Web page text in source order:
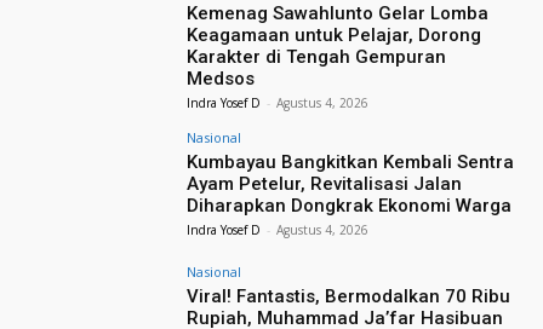
Kemenag Sawahlunto Gelar Lomba
Keagamaan untuk Pelajar, Dorong
Karakter di Tengah Gempuran
Medsos
Indra Yosef D - Agustus 4, 2026
Nasional
Kumbayau Bangkitkan Kembali Sentra
Ayam Petelur, Revitalisasi Jalan
Diharapkan Dongkrak Ekonomi Warga
Indra Yosef D - Agustus 4, 2026
Nasional
Viral! Fantastis, Bermodalkan 70 Ribu
Rupiah, Muhammad Ja’far Hasibuan